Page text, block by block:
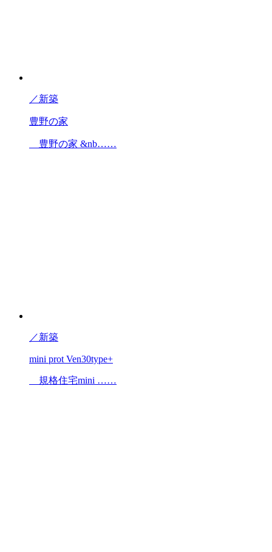
／新築
豊野の家
豊野の家 &nb……
／新築
mini prot Ven30type+
規格住宅mini ……